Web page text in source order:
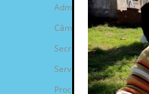
Administração Municipal
Câmara de Vereadores
Secretarias
Serviços
Procuradoria Geral